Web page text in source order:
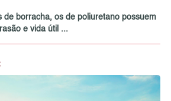
de borracha, os de poliuretano possuem
e vida útil ...